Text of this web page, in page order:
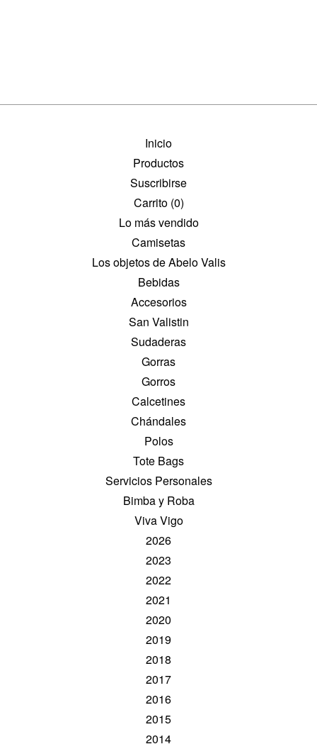
Inicio
Productos
Suscribirse
Carrito (0)
Lo más vendido
Camisetas
Los objetos de Abelo Valis
Bebidas
Accesorios
San Valistin
Sudaderas
Gorras
Gorros
Calcetines
Chándales
Polos
Tote Bags
Servicios Personales
Bimba y Roba
Viva Vigo
2026
2023
2022
2021
2020
2019
2018
2017
2016
2015
2014